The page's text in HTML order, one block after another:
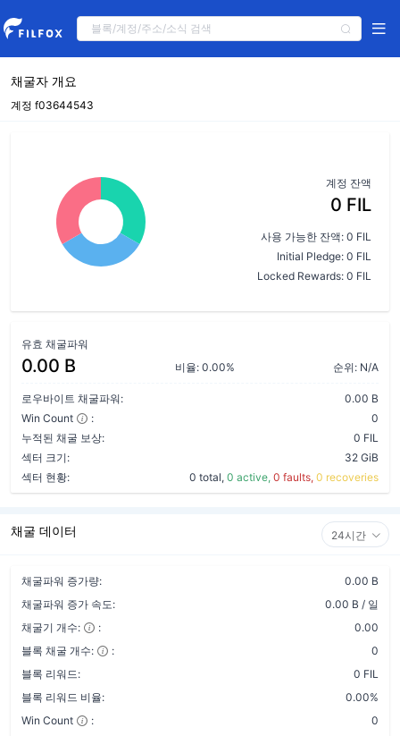
채굴자 개요
계정 f03644543
계정 잔액
0 FIL
사용 가능한 잔액: 0 FIL
Initial Pledge: 0 FIL
Locked Rewards: 0 FIL
유효 채굴파워
0.00 B 비율: 0.00% 순위: N/A
로우바이트 채굴파워:
0.00 B
Win Count
:
0
누적된 채굴 보상:
0 FIL
섹터 크기:
32 GiB
섹터 현황:
0 total, 0 active, 0 faults, 0 recoveries
채굴 데이터 24시간
채굴파워 증가량:
0.00 B
채굴파워 증가 속도:
0.00 B / 일
채굴기 개수:
:
0.00
블록 채굴 개수:
:
0
블록 리워드:
0 FIL
블록 리워드 비율:
0.00%
Win Count
:
0